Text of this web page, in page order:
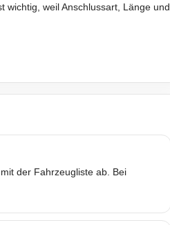
wichtig, weil Anschlussart, Länge und
der Fahrzeugliste ab. Bei